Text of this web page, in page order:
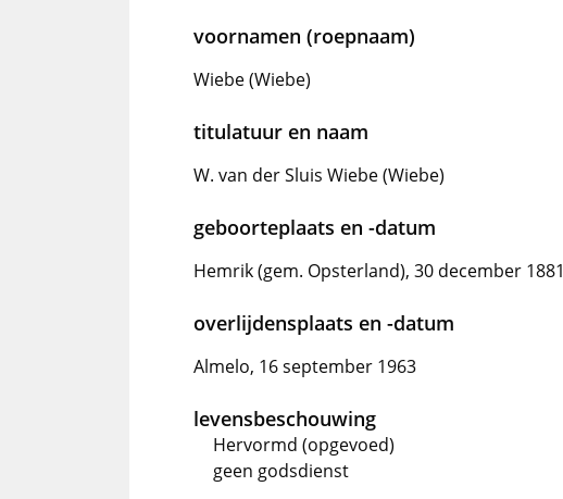
voornamen (roepnaam)
Wiebe (Wiebe)
titulatuur en naam
W. van der Sluis Wiebe (Wiebe)
geboorteplaats en -datum
Hemrik (gem. Opsterland), 30 december 1881
overlijdensplaats en -datum
Almelo, 16 september 1963
levensbeschouwing
Hervormd (opgevoed)
geen godsdienst